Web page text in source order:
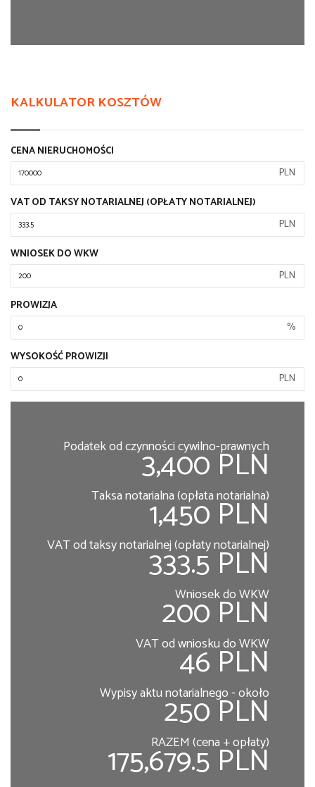
KALKULATOR KOSZTÓW
CENA NIERUCHOMOŚCI
PLN
VAT OD TAKSY NOTARIALNEJ (OPŁATY NOTARIALNEJ)
PLN
WNIOSEK DO WKW
PLN
PROWIZJA
%
WYSOKOŚĆ PROWIZJI
PLN
Podatek od czynności cywilno-prawnych
3,400 PLN
Taksa notarialna (opłata notarialna)
1,450 PLN
VAT od taksy notarialnej (opłaty notarialnej)
333.5 PLN
Wniosek do WKW
200 PLN
VAT od wniosku do WKW
46 PLN
Wypisy aktu notarialnego - około
250 PLN
RAZEM (cena + opłaty)
175,679.5 PLN